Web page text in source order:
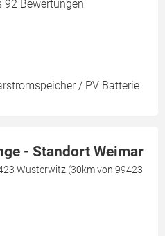
92 Bewertungen
/ PV Batterie
- Standort Weimar
Wusterwitz (30km von 99423